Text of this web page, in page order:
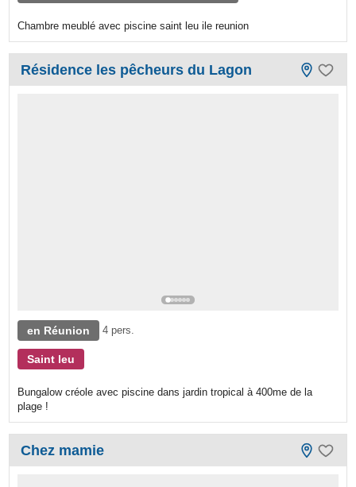
Chambre meublé avec piscine saint leu ile reunion
Résidence les pêcheurs du Lagon
en Réunion 4 pers.
Saint leu
Bungalow créole avec piscine dans jardin tropical à 400me de la
plage !
Chez mamie